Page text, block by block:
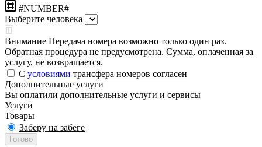
#NUMBER#
Выберите человека
Внимание Передача номера возможно только один раз.
Обратная процедура не предусмотрена. Сумма, оплаченная за
услугу, не возвращается.
С условиями трансфера номеров согласен
Дополнительные услуги
Вы оплатили дополнительные услуги и сервисы
Услуги
Товары
Заберу на забеге
Готово